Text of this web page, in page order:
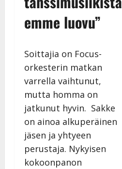
emme luovu”
Soittajia on Focus-
orkesterin matkan
varrella vaihtunut,
mutta homma on
jatkunut hyvin. Sakke
on ainoa alkuperäinen
jäsen ja yhtyeen
perustaja. Nykyisen
kokoonpanon